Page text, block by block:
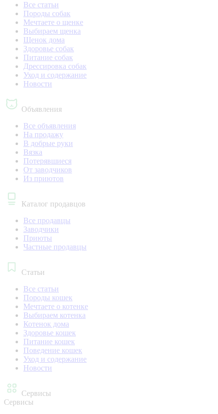
Все статьи
Породы собак
Мечтаете о щенке
Выбираем щенка
Щенок дома
Здоровье собак
Питание собак
Дрессировка собак
Уход и содержание
Новости
Объявления
Все объявления
На продажу
В добрые руки
Вязка
Потерявшиеся
От заводчиков
Из приютов
Каталог продавцов
Все продавцы
Заводчики
Приюты
Частные продавцы
Статьи
Все статьи
Породы кошек
Мечтаете о котенке
Выбираем котенка
Котенок дома
Здоровье кошек
Питание кошек
Поведение кошек
Уход и содержание
Новости
Сервисы
Сервисы